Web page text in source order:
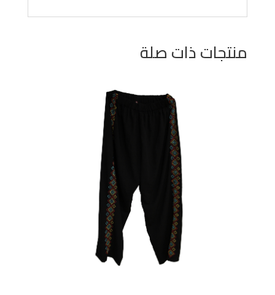
منتجات ذات صلة